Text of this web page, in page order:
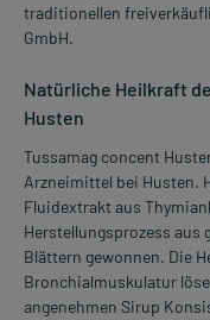
traditionellen
GmbH.
Natürliche Heilkraft
Husten
Tussamag concent
Arzneimittel bei Husten.
Fluidextrakt aus
Herstellungsprozess
Blättern gewonnen. Die
Bronchialmuskulatur
angenehmen Sirup